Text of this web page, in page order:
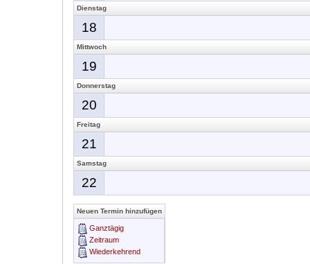
Dienstag
18
Mittwoch
19
Donnerstag
20
Freitag
21
Samstag
22
Neuen Termin hinzufügen
Ganztägig
Zeitraum
Wiederkehrend